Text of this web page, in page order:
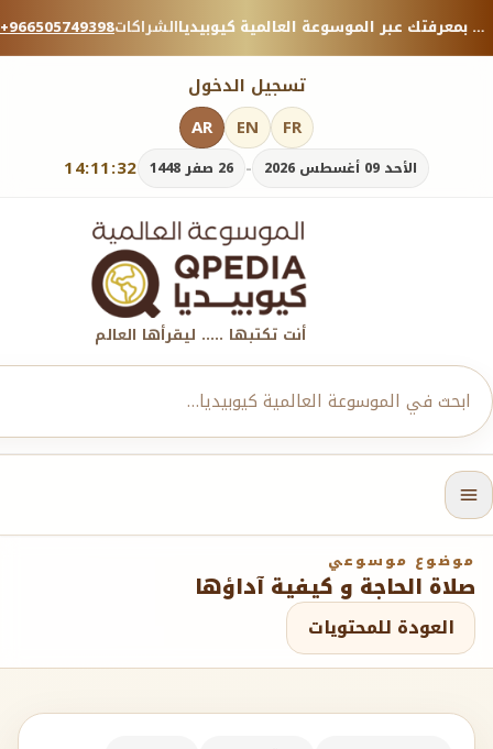
+966505749398الشراكات منصة معرفية موثوقة — شارك بمعرفتك عبر الموسوعة العالمية كيوبيديا.
تسجيل الدخول
14:11:34 الأحد 09 أغسطس 2026 - 26 صفر 1448
AR EN FR
أنت تكتبها ..... ليقرأها العالم
موضوع موسوعي
صلاة الحاجة و كيفية آداؤها
العودة للمحتويات